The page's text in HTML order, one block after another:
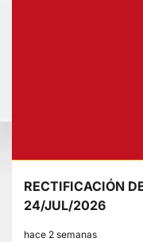
RECTIFICACIÓN
24/JUL/2026
hace 2 semanas